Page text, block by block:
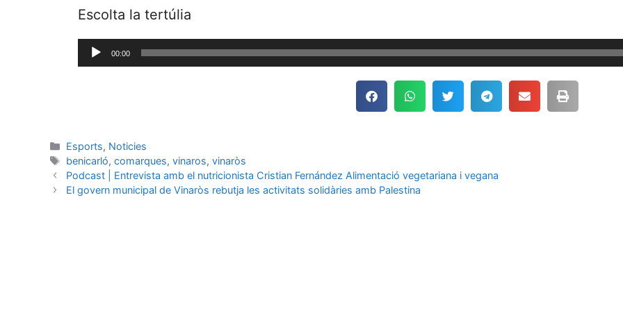
Escolta la tertúlia
Reproductor
de
00:00
Esports, Noticies
benicarló,comarques,vinaros,vinaròs
Podcast | Entrevista amb el nutricionista Cristian Fernández Alimentació vegetariana i vegana
El govern municipal de Vinaròs rebutja les activitats solidàries amb Palestina